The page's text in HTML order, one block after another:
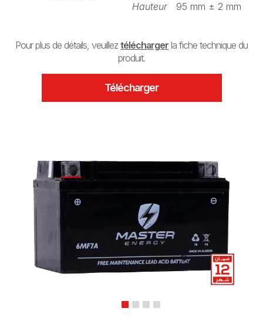
Hauteur 95 mm ± 2 mm
Pour plus de détails, veuillez télécharger la fiche technique du
produit.
Télécharger